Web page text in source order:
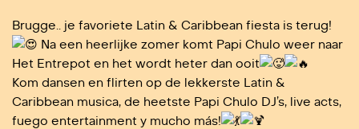
Brugge.. je favoriete Latin & Caribbean fiesta is terug!
Na een heerlijke zomer komt Papi Chulo weer naar
Het Entrepot en het wordt heter dan ooit
Kom dansen en flirten op de lekkerste Latin &
Caribbean musica, de heetste Papi Chulo DJ’s, live acts,
fuego entertainment y mucho más!